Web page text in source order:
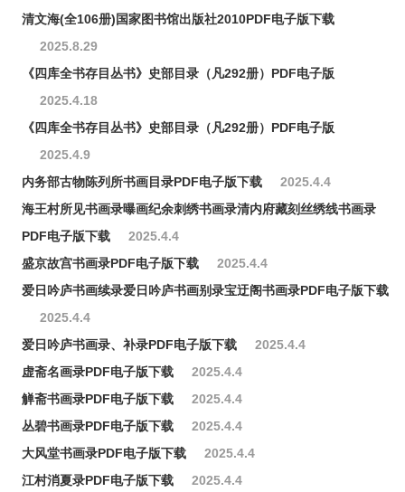
清文海(全106册)国家图书馆出版社2010PDF电子版下载
2025.8.29
《四库全书存目丛书》史部目录（凡292册）PDF电子版
2025.4.18
《四库全书存目丛书》史部目录（凡292册）PDF电子版
2025.4.9
内务部古物陈列所书画目录PDF电子版下载
2025.4.4
海王村所见书画录曝画纪余刺绣书画录清内府藏刻丝绣线书画录
PDF电子版下载
2025.4.4
盛京故宫书画录PDF电子版下载
2025.4.4
爱日吟庐书画续录爱日吟庐书画别录宝迂阁书画录PDF电子版下载
2025.4.4
爱日吟庐书画录、补录PDF电子版下载
2025.4.4
虚斋名画录PDF电子版下载
2025.4.4
觯斋书画录PDF电子版下载
2025.4.4
丛碧书画录PDF电子版下载
2025.4.4
大风堂书画录PDF电子版下载
2025.4.4
江村消夏录PDF电子版下载
2025.4.4